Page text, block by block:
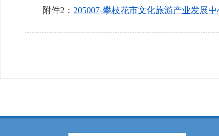
附件2： 205007-攀枝花市文化旅游产业发展